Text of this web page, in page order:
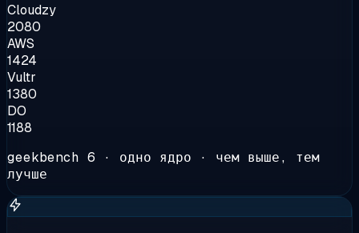
Cloudzy
2080
AWS
1424
Vultr
1380
DO
1188
geekbench 6 · одно ядро · чем выше, тем
лучше